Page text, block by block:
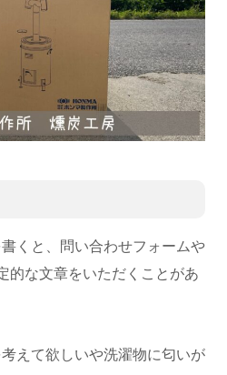
くと、問い合わせフォームや
的な文章をいただくことがあ
えて欲しいや洗濯物に匂いが